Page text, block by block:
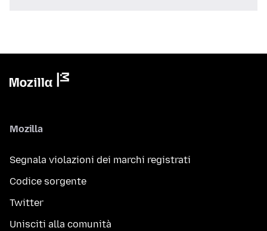
Mozilla
Segnala violazioni dei marchi registrati
Codice sorgente
Twitter
Unisciti alla comunità